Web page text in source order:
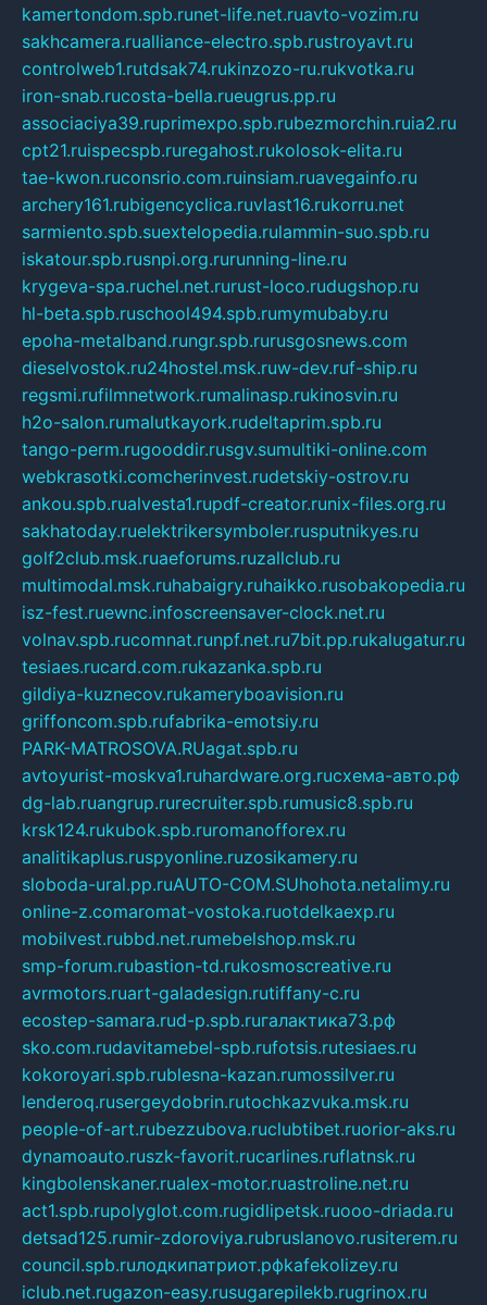
kamertondom.spb.runet-life.net.ruavto-vozim.ru
sakhcamera.rualliance-electro.spb.rustroyavt.ru
controlweb1.rutdsak74.rukinzozo-ru.rukvotka.ru
iron-snab.rucosta-bella.rueugrus.pp.ru
associaciya39.ruprimexpo.spb.rubezmorchin.ruia2.ru
cpt21.ruispecspb.ruregahost.rukolosok-elita.ru
tae-kwon.ruconsrio.com.ruinsiam.ruavegainfo.ru
archery161.rubigencyclica.ruvlast16.rukorru.net
sarmiento.spb.suextelopedia.rulammin-suo.spb.ru
iskatour.spb.rusnpi.org.rurunning-line.ru
krygeva-spa.ruchel.net.rurust-loco.rudugshop.ru
hl-beta.spb.ruschool494.spb.rumymubaby.ru
epoha-metalband.rungr.spb.rurusgosnews.com
dieselvostok.ru24hostel.msk.ruw-dev.ruf-ship.ru
regsmi.rufilmnetwork.rumalinasp.rukinosvin.ru
h2o-salon.rumalutkayork.rudeltaprim.spb.ru
tango-perm.rugooddir.rusgv.sumultiki-online.com
webkrasotki.comcherinvest.rudetskiy-ostrov.ru
ankou.spb.rualvesta1.rupdf-creator.runix-files.org.ru
sakhatoday.ruelektrikersymboler.rusputnikyes.ru
golf2club.msk.ruaeforums.ruzallclub.ru
multimodal.msk.ruhabaigry.ruhaikko.rusobakopedia.ru
isz-fest.ruewnc.infoscreensaver-clock.net.ru
volnav.spb.rucomnat.runpf.net.ru7bit.pp.rukalugatur.ru
tesiaes.rucard.com.rukazanka.spb.ru
gildiya-kuznecov.rukameryboavision.ru
griffoncom.spb.rufabrika-emotsiy.ru
PARK-MATROSOVA.RUagat.spb.ru
avtoyurist-moskva1.ruhardware.org.ruсхема-авто.рф
dg-lab.ruangrup.rurecruiter.spb.rumusic8.spb.ru
krsk124.rukubok.spb.ruromanofforex.ru
analitikaplus.ruspyonline.ruzosikamery.ru
sloboda-ural.pp.ruAUTO-COM.SUhohota.netalimy.ru
online-z.comaromat-vostoka.ruotdelkaexp.ru
mobilvest.rubbd.net.rumebelshop.msk.ru
smp-forum.rubastion-td.rukosmoscreative.ru
avrmotors.ruart-galadesign.rutiffany-c.ru
ecostep-samara.rud-p.spb.ruгалактика73.рф
sko.com.rudavitamebel-spb.rufotsis.rutesiaes.ru
kokoroyari.spb.rublesna-kazan.rumossilver.ru
lenderoq.rusergeydobrin.rutochkazvuka.msk.ru
people-of-art.rubezzubova.ruclubtibet.ruorior-aks.ru
dynamoauto.ruszk-favorit.rucarlines.ruflatnsk.ru
kingbolenskaner.rualex-motor.ruastroline.net.ru
act1.spb.rupolyglot.com.rugidlipetsk.ruooo-driada.ru
detsad125.rumir-zdoroviya.rubruslanovo.rusiterem.ru
council.spb.ruлодкипатриот.рфkafekolizey.ru
iclub.net.rugazon-easy.rusugarepilekb.rugrinox.ru